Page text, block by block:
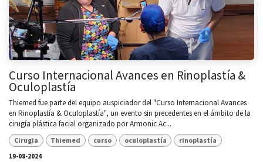
Curso Internacional Avances en Rinoplastía &
Oculoplastía
Thiemed fue parte del equipo auspiciador del "Curso Internacional Avances
en Rinoplastía & Oculoplastía", un evento sin precedentes en el ámbito de la
cirugía plástica facial organizado por Armonic Ac...
Cirugia Thiemed curso oculoplastía rinoplastía
19-08-2024